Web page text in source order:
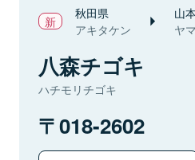
秋田県
アキタケン
山
ヤ
八森チゴキ
ハチモリチゴキ
018-2602